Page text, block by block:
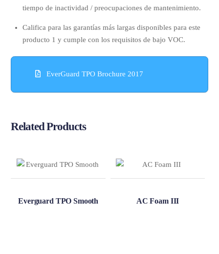
tiempo de inactividad / preocupaciones de mantenimiento.
Califica para las garantías más largas disponibles para este
producto 1 y cumple con los requisitos de bajo VOC.
EverGuard TPO Brochure 2017
RelatedProducts
Everguard TPO Smooth AC Foam III